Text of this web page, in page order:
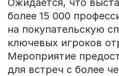
Ожидается, что
более 15 000
на покупательскую
ключевых игроков
Мероприятие
для встреч с более